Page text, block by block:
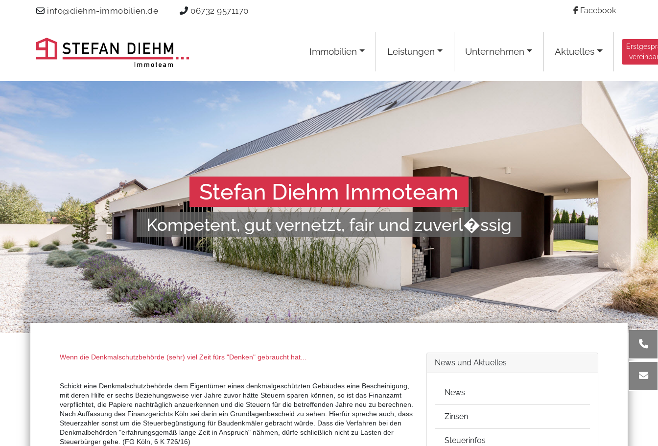
info@diehm-immobilien.de 06732 9571170 Facebook
Immobilien Leistungen Unternehmen Aktuelles
Stefan Diehm Immoteam
Rufen Sie uns an: 06732 9571170
Wenn die Denkmalschutzbehörde (sehr) viel Zeit fürs "Denken" gebraucht hat...
Schickt eine Denkmalschutzbehörde dem Eigentümer eines denkmalgeschützten Gebäudes eine Bescheinigung,
mit deren Hilfe er sechs Beziehungsweise vier Jahre zuvor hätte Steuern sparen können, so ist das Finanzamt
verpflichtet, die Papiere nachträglich anzuerkennen und die Steuern für die betreffenden Jahre neu zu berechnen.
Nach Auffassung des Finanzgerichts Köln sei darin ein Grundlagenbescheid zu sehen. Hierfür spreche auch, dass
Steuerzahler sonst um die Steuerbegünstigung für Baudenkmäler gebracht würde. Dass die Verfahren bei den
Denkmalbehörden "erfahrungsgemäß lange Zeit in Anspruch" nähmen, dürfe schließlich nicht zu Lasten der
Steuerbürger gehe. (FG Köln, 6 K 726/16)
News und Aktuelles
News
Zinsen
Steuerinfos